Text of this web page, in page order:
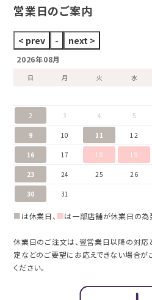
営業日のご案内
2026年08月
日 月 火 水
2 3 4 5
9 10 11 12
16 17 18 19
23 24 25 26
30 31
■は休業日、 ■は一部店舗が休業日の為
休業日のご注文は、翌営業日以降の対応
定などのご要望にお応えできない場合が
ください。